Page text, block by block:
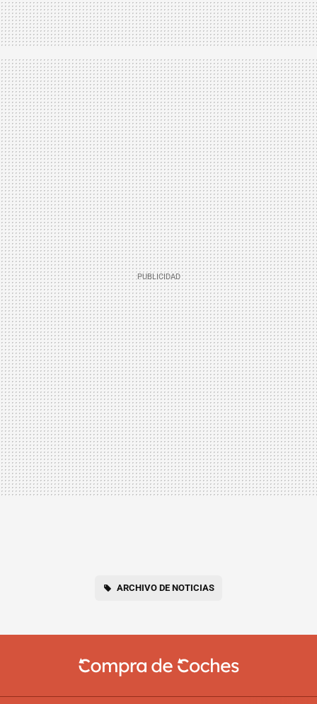
ARCHIVO DE NOTICIAS